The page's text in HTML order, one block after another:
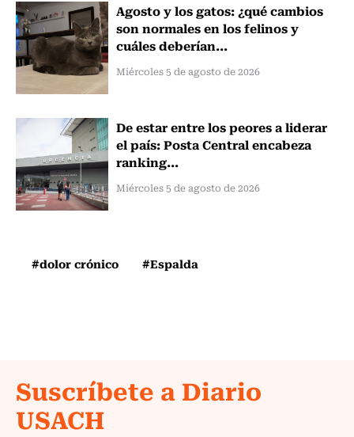
Agosto y los gatos: ¿qué cambios
son normales en los felinos y
cuáles deberían...
Miércoles 5 de agosto de 2026
De estar entre los peores a liderar
el país: Posta Central encabeza
ranking...
Miércoles 5 de agosto de 2026
#dolor crónico #Espalda